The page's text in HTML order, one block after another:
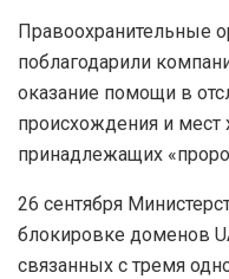
Правоохранительные
поблагодарили
оказание помощи в
происхождения и
принадлежащих
26 сентября
блокировке доменов
связанных с тремя